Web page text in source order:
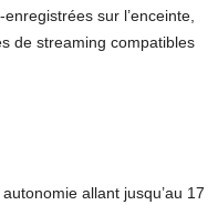
sur l’enceinte,
de streaming compatibles
allant jusqu’au 17